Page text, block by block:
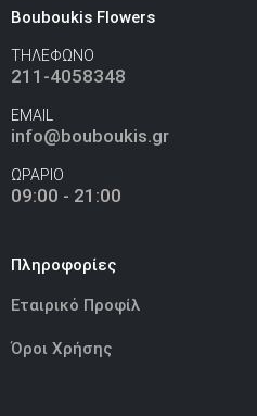
Bouboukis Flowers
ΤΗΛΕΦΩΝΟ
211-4058348
EMAIL
info@bouboukis.gr
ΩΡΑΡΙΟ
09:00 - 21:00
Πληροφορίες
Εταιρικό Προφίλ
Όροι Χρήσης